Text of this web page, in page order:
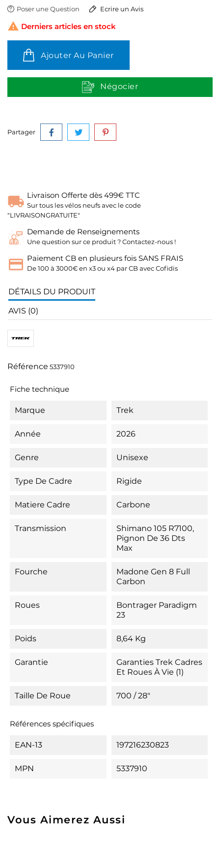
Poser une Question Ecrire un Avis
 Derniers articles en stock
Ajouter Au Panier
Négocier
Partager
Livraison Offerte dès 499€ TTC
Sur tous les vélos neufs avec le code
"LIVRAISONGRATUITE"
Demande de Renseignements
Une question sur ce produit ? Contactez-nous !
Paiement CB en plusieurs fois SANS FRAIS
De 100 à 3000€ en x3 ou x4 par CB avec Cofidis
DÉTAILS DU PRODUIT
AVIS (0)
Référence 5337910
Fiche technique
Marque Trek
Année 2026
Genre Unisexe
Type De Cadre Rigide
Matiere Cadre Carbone
Transmission
Shimano 105 R7100,
Pignon De 36 Dts
Max
Fourche
Madone Gen 8 Full
Carbon
Roues
Bontrager Paradigm
23
Poids 8,64 Kg
Garantie
Garanties Trek Cadres
Et Roues À Vie (1)
Taille De Roue 700 / 28"
Références spécifiques
EAN-13 197216230823
MPN 5337910
Vous Aimerez Aussi